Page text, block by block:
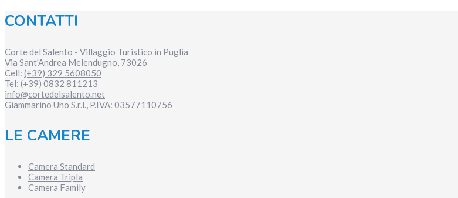
CONTATTI
Corte del Salento - Villaggio Turistico in Puglia
Via Sant'Andrea Melendugno 73026
Cell: (+39) 329 5608050
Tel: (+39) 0832 811213
info@cortedelsalento.net
Giammarino Uno S.r.l., P.IVA: 03577110756
LE CAMERE
Camera Standard
Camera Tripla
Camera Family